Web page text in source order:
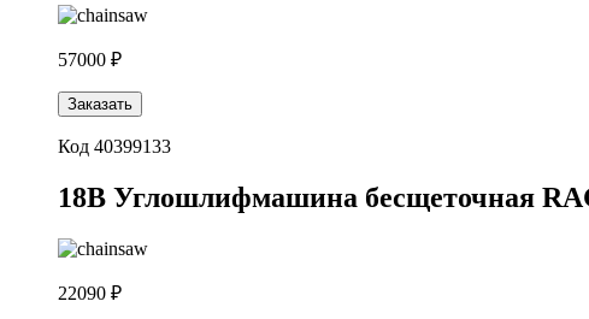
57000 ₽
Заказать
Код 40399133
18В Углошлифмашина бесщеточная
22090 ₽